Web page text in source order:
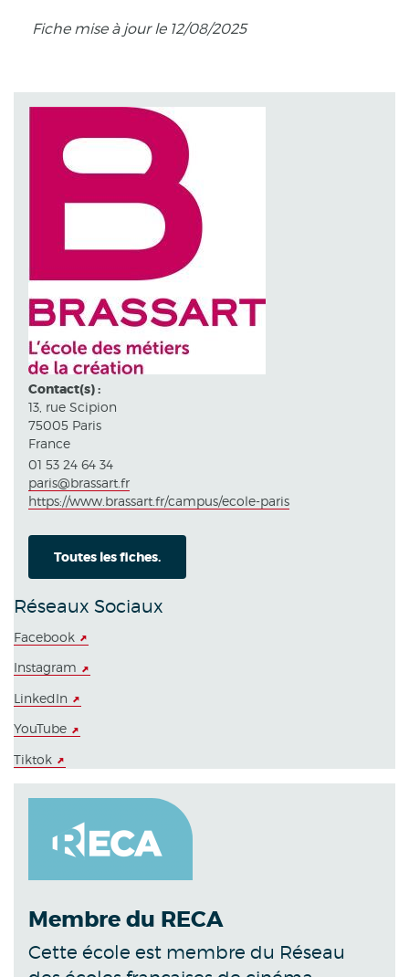
Fiche mise à jour le 12/08/2025
Contact(s) :
13, rue Scipion
75005 Paris
France
01 53 24 64 34
paris@brassart.fr
https://www.brassart.fr/campus/ecole-paris
Toutes les fiches.
Réseaux Sociaux
Facebook
Instagram
LinkedIn
YouTube
Tiktok
Membre du RECA
Cette école est membre du Réseau